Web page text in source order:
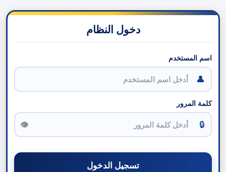
دخول النظام
اسم المستخدم
👤
كلمة المرور
🔒
👁
تسجيل الدخول